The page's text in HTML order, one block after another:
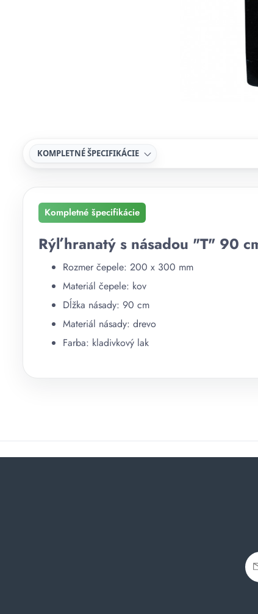
KOMPLETNÉ ŠPECIFIKÁCIE
Kompletné špecifikácie
Rýľ hranatý s násadou "T" 90
Rozmer čepele: 200 x 300 mm
Materiál čepele: kov
Dĺžka násady: 90 cm
Materiál násady: drevo
Farba: kladivkový lak